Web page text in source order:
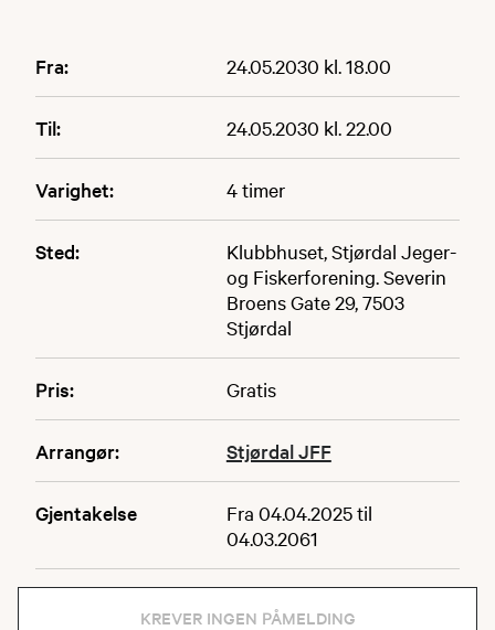
Fra: 24.05.2030 kl. 18.00
Til: 24.05.2030 kl. 22.00
Varighet: 4 timer
Sted:
Klubbhuset, Stjørdal Jeger-
og Fiskerforening. Severin
Broens Gate 29, 7503
Stjørdal
Pris: Gratis
Arrangør: Stjørdal JFF
Gjentakelse
Fra 04.04.2025 til
04.03.2061
KREVER INGEN PÅMELDING